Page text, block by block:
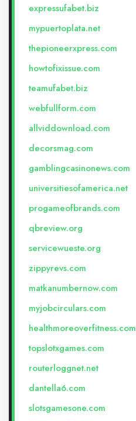
expressufabet.biz
mypuertoplata.net
thepioneerxpress.com
howtofixissue.com
teamufabet.biz
webfullform.com
allviddownload.com
decorsmag.com
gamblingcasinonews.com
universitiesofamerica.net
progameofbrands.com
qbreview.org
servicewueste.org
zippyrevs.com
matkanumbernow.com
myjobcirculars.com
healthmoreoverfitness.com
topslotxgames.com
routerloggnet.net
dantella6.com
slotsgamesone.com